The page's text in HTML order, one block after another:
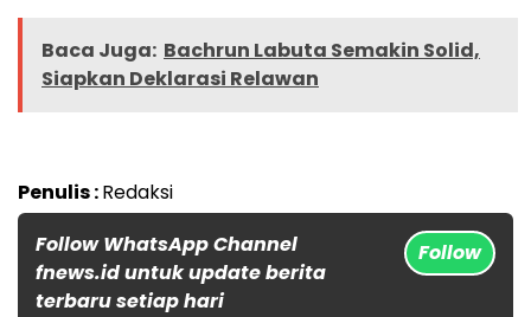
Baca Juga: Bachrun Labuta Semakin Solid,
Siapkan Deklarasi Relawan
Penulis :Redaksi
Follow WhatsApp Channel
fnews.id untuk update berita
terbaru setiap hari
Follow